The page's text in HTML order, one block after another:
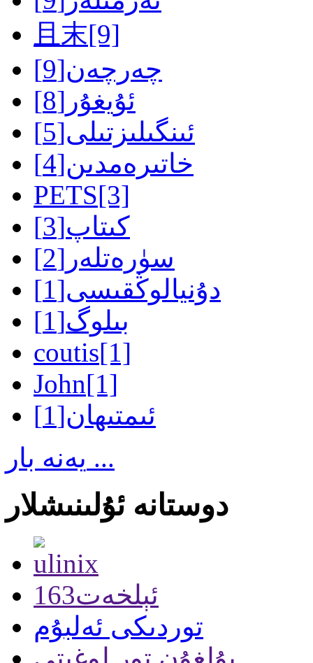
且末[9]
چەرچەن[9]
ئۇيغۇر [8]
ئىنگىلىزتىلى[5]
خاتىرەمدىن[4]
PETS[3]
كىتاپ[3]
سۈرەتلەر [2]
دۇنيالوڭقىسى[1]
بىلوگ[1]
coutis[1]
John[1]
ئىمتىھان[1]
يەنە بار ...
دوستانە ئۇلىنىشلار
163ئېلخەت
توردىكى ئەلبۇم